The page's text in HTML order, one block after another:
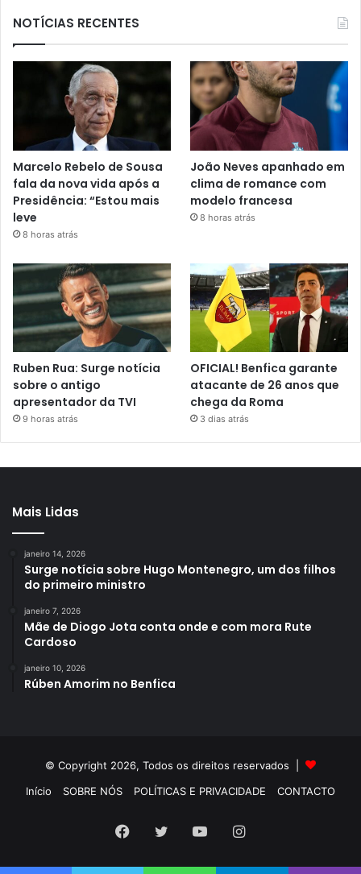
NOTÍCIAS RECENTES
Marcelo Rebelo de Sousa
fala da nova vida após a
Presidência: “Estou mais
leve
8 horas atrás
João Neves apanhado em
clima de romance com
modelo francesa
8 horas atrás
Ruben Rua: Surge notícia
sobre o antigo
apresentador da TVI
9 horas atrás
OFICIAL! Benfica garante
atacante de 26 anos que
chega da Roma
3 dias atrás
Mais Lidas
janeiro 14, 2026
Surge notícia sobre Hugo Montenegro, um dos filhos
do primeiro ministro
janeiro 7, 2026
Mãe de Diogo Jota conta onde e com mora Rute
Cardoso
janeiro 10, 2026
Rúben Amorim no Benfica
© Copyright 2026, Todos os direitos reservados |
Início
SOBRE NÓS POLÍTICAS E PRIVACIDADE CONTACTO
Facebook
TwitterYouTubeInstagram